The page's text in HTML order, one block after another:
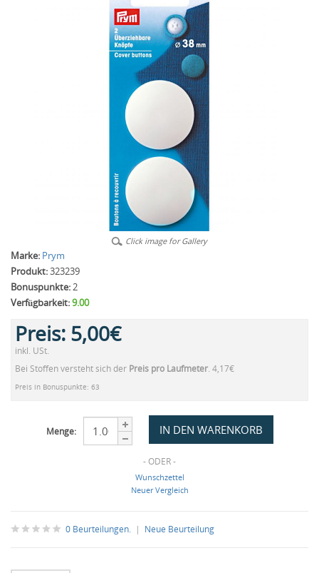
Click image for Gallery
Marke: Prym
Produkt:323239
Bonuspunkte:2
Verfügbarkeit:9.00
Preis: 5,00€
inkl. USt.
Bei Stoffen versteht sich der Preis pro Laufmeter. 4,17€
Preis in Bonuspunkte: 63
Menge:
- ODER -
Wunschzettel
Neuer Vergleich
0 Beurteilungen. | Neue Beurteilung